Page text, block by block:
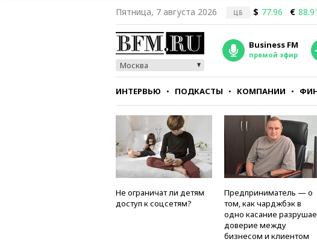
Пятница, 7 августа 2026 ЦБ $ 77.96 € 88.91
Москва
Business FM
прямой эфир
ИНТЕРВЬЮ ПОДКАСТЫ КОМПАНИИ
СТИЛЬ ТЕСТЫ
Не ограничат ли детям
доступ к соцсетям?
Предприниматель — о
том, как чарджбэк в
одно касание
доверие между
бизнесом и клиентом